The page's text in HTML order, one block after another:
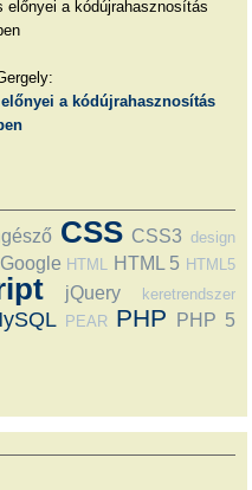
a kódújrahasznosítás
CSS CSS3 design
Google HTML HTML 5 HTML5
jQuery keretrendszer
PEAR PHP PHP 5